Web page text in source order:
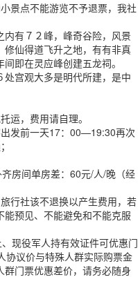
景点不能游览不予退票，我社
有７２峰，峰奇谷险，风景
仙得道飞升之地，有有非真
即在灵应峰创建五龙祠。
宫观大多是明代所建，是中
运，费用请自理。
发前一天17：00—19:30再次
房间单房差：60元/人/晚（经
行社该不退换以产生费用，若
预见、不能避免和不能克服
现役军人持有效证件可优惠门
协议价与特殊人群实际购票金
门票优惠差价，请务必随身